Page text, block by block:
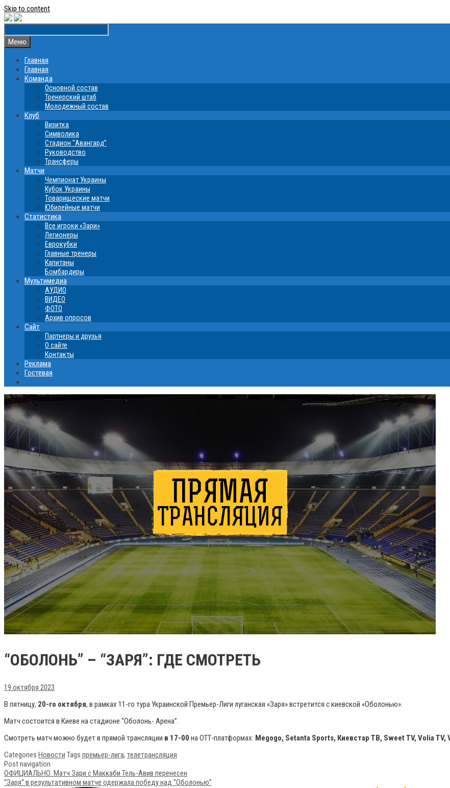
Skip to content
Меню
Главная
Главная
Команда
Основной состав
Тренерский штаб
Молодежный состав
Клуб
Визитка
Символика
Стадион “Авангард”
Руководство
Трансферы
Матчи
Чемпионат Украины
Кубок Украины
Товарищеские матчи
Юбилейные матчи
Статистика
Все игроки «Зари»
Легионеры
Еврокубки
Главные тренеры
Капитаны
Бомбардиры
Мультимедиа
АУДИО
ВИДЕО
ФОТО
Архив опросов
Сайт
Партнеры и друзья
О сайте
Контакты
Реклама
Гостевая
“ОБОЛОНЬ” – “ЗАРЯ”: ГДЕ СМОТРЕТЬ
19 октября 2023
В пятницу, 20-го октября, в рамках 11-го тура Украинской Премьер-Лиги луганская «Заря» встретится с киевской «Оболонью».
Матч состоится в Киеве на стадионе “Оболонь- Арена”.
Смотреть матч можно будет в прямой трансляции в 17-00 на ОТТ-платформах: Megogo, Setanta Sports, Киевстар ТВ, Sweet TV, Volia TV,
Categories Новости Tags премьер-лига, телетрансляция
Post navigation
ОФИЦИАЛЬНО. Матч Зари с Маккаби Тель-Авив перенесен
“Заря” в результативном матче одержала победу над “Оболонью”